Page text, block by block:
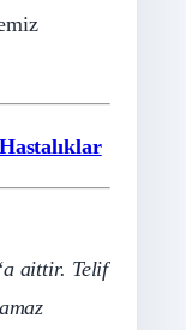
‘a aittir. Telif